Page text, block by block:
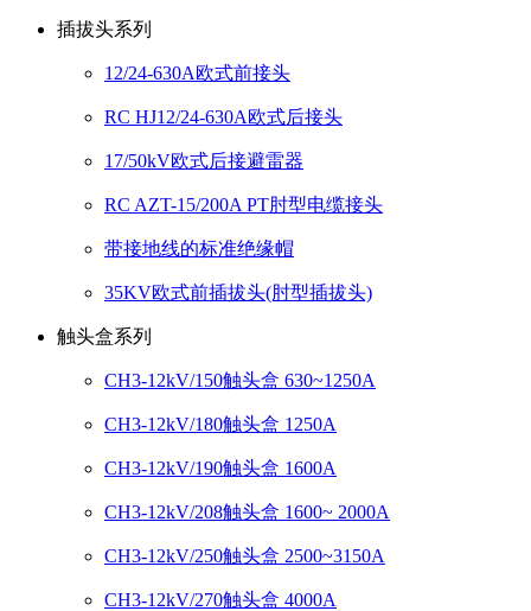
插拔头系列
12/24-630A欧式前接头
RC HJ12/24-630A欧式后接头
17/50kV欧式后接避雷器
RC AZT-15/200A PT肘型电缆接头
带接地线的标准绝缘帽
35KV欧式前插拔头(肘型插拔头)
触头盒系列
CH3-12kV/150触头盒 630~1250A
CH3-12kV/180触头盒 1250A
CH3-12kV/190触头盒 1600A
CH3-12kV/208触头盒 1600~ 2000A
CH3-12kV/250触头盒 2500~3150A
CH3-12kV/270触头盒 4000A